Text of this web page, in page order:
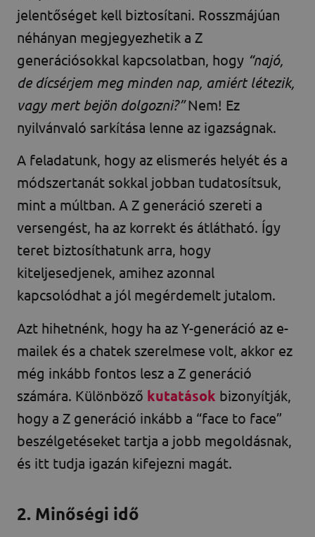
jelentőséget kell biztosítani. Rosszmájúan
néhányan megjegyezhetik a Z
generációsokkal kapcsolatban, hogy “najó,
de dícsérjem meg minden nap, amiért létezik,
vagy mert bejön dolgozni?”Nem! Ez
nyilvánvaló sarkítása lenne az igazságnak.
A feladatunk, hogy az elismerés helyét és a
módszertanát sokkal jobban tudatosítsuk,
mint a múltban. A Z generáció szereti a
versengést, ha az korrekt és átlátható. Így
teret biztosíthatunk arra, hogy
kiteljesedjenek, amihez azonnal
kapcsolódhat a jól megérdemelt jutalom.
Azt hihetnénk, hogy ha az Y-generáció az e-
mailek és a chatek szerelmese volt, akkor ez
még inkább fontos lesz a Z generáció
számára. Különböző kutatások bizonyítják,
hogy a Z generáció inkább a “face to face”
beszélgetéseket tartja a jobb megoldásnak,
és itt tudja igazán kifejezni magát.
2. Minőségi idő